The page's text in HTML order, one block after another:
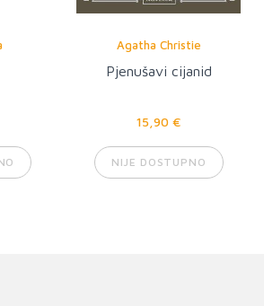
Agatha Christie
Pjenušavi cijanid
15,90 €
NIJE DOSTUPNO